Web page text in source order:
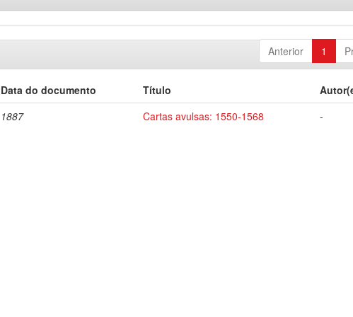
Anterior 1
Data do documento Título
1887
Cartas avulsas: 1550-1568 -